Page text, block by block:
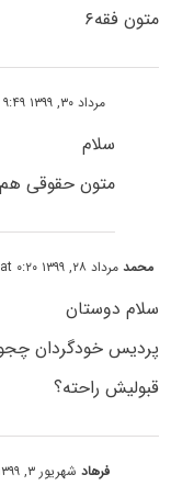
متون فقه۶
مرداد ۳۰, ۱۳۹۹ at ۹:۴۹ ق٫ظ
سلام‌
متون حقوقی
محمدمرداد ۲۸, ۱۳۹۹ at ۰:۲۰ ق٫ظ
سلام دوستان
پردیس خودگردان
قبولیش راحته؟
فرهادشهریور ۳, ۱۳۹۹ at ۳:۵۸ ق٫ظ